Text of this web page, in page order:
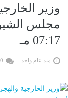
وزير
07:17 مـ
منذ عام واحد 0